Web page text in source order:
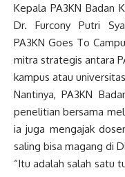
Kepala PA3KN Badan
Dr. Furcony Putri
PA3KN Goes To
mitra strategis antara
kampus atau
Nantinya, PA3KN
penelitian bersama
ia juga mengajak
saling bisa magang di
“Itu adalah salah satu